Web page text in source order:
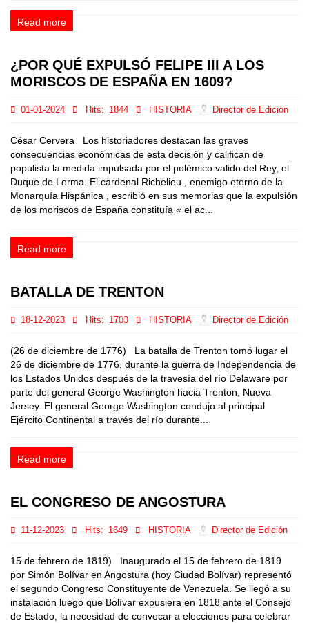
Read more
¿POR QUÉ EXPULSÓ FELIPE III A LOS
MORISCOS DE ESPAÑA EN 1609?
01-01-2024 Hits: 1844 HISTORIA Director de Edición
César Cervera Los historiadores destacan las graves
consecuencias económicas de esta decisión y califican de
populista la medida impulsada por el polémico valido del Rey, el
Duque de Lerma. El cardenal Richelieu , enemigo eterno de la
Monarquía Hispánica , escribió en sus memorias que la expulsión
de los moriscos de España constituía « el ac...
Read more
BATALLA DE TRENTON
18-12-2023 Hits: 1703 HISTORIA Director de Edición
(26 de diciembre de 1776) La batalla de Trenton tomó lugar el
26 de diciembre de 1776, durante la guerra de Independencia de
los Estados Unidos después de la travesía del río Delaware por
parte del general George Washington hacia Trenton, Nueva
Jersey. El general George Washington condujo al principal
Ejército Continental a través del río durante...
Read more
EL CONGRESO DE ANGOSTURA
11-12-2023 Hits: 1649 HISTORIA Director de Edición
15 de febrero de 1819) Inaugurado el 15 de febrero de 1819
por Simón Bolívar en Angostura (hoy Ciudad Bolívar) representó
el segundo Congreso Constituyente de Venezuela. Se llegó a su
instalación luego que Bolívar expusiera en 1818 ante el Consejo
de Estado, la necesidad de convocar a elecciones para celebrar